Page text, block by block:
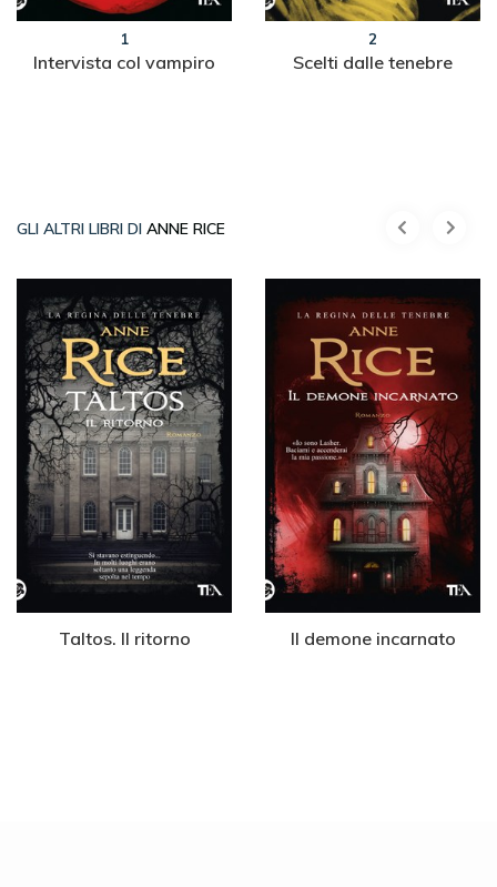
1
Intervista col vampiro
2
Scelti dalle tenebre
GLI ALTRI LIBRI DI ANNE RICE
Taltos. Il ritorno Il demone incarnato